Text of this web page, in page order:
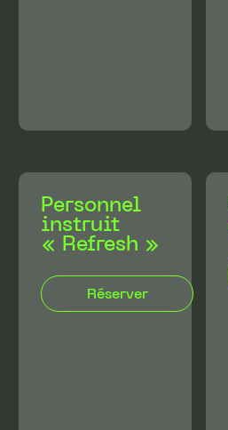
Personnel
instruit
« Refresh »